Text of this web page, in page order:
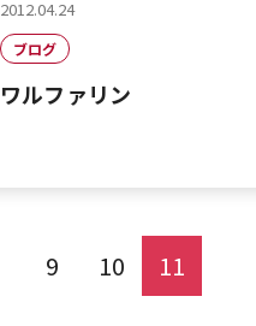
2012.04.24
ブログ
ワルファリン
9 10 11